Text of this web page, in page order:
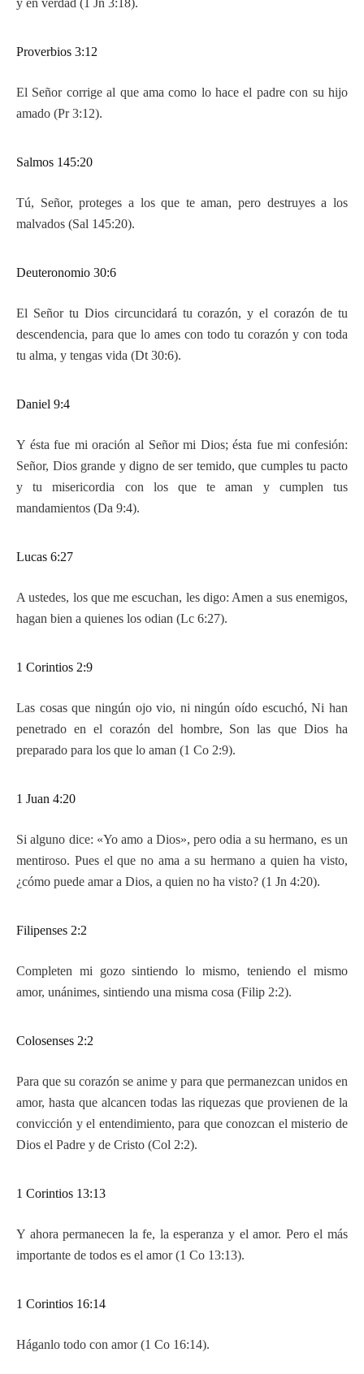
y en verdad (1 Jn 3:18).
Proverbios 3:12
El Señor corrige al que ama como lo hace el padre con su hijo
amado (Pr 3:12).
Salmos 145:20
Tú, Señor, proteges a los que te aman, pero destruyes a los
malvados (Sal 145:20).
Deuteronomio 30:6
El Señor tu Dios circuncidará tu corazón, y el corazón de tu
descendencia, para que lo ames con todo tu corazón y con toda
tu alma, y tengas vida (Dt 30:6).
Daniel 9:4
Y ésta fue mi oración al Señor mi Dios; ésta fue mi confesión:
Señor, Dios grande y digno de ser temido, que cumples tu pacto
y tu misericordia con los que te aman y cumplen tus
mandamientos (Da 9:4).
Lucas 6:27
A ustedes, los que me escuchan, les digo: Amen a sus enemigos,
hagan bien a quienes los odian (Lc 6:27).
1 Corintios 2:9
Las cosas que ningún ojo vio, ni ningún oído escuchó, Ni han
penetrado en el corazón del hombre, Son las que Dios ha
preparado para los que lo aman (1 Co 2:9).
1 Juan 4:20
Si alguno dice: «Yo amo a Dios», pero odia a su hermano, es un
mentiroso. Pues el que no ama a su hermano a quien ha visto,
¿cómo puede amar a Dios, a quien no ha visto? (1 Jn 4:20).
Filipenses 2:2
Completen mi gozo sintiendo lo mismo, teniendo el mismo
amor, unánimes, sintiendo una misma cosa (Filip 2:2).
Colosenses 2:2
Para que su corazón se anime y para que permanezcan unidos en
amor, hasta que alcancen todas las riquezas que provienen de la
convicción y el entendimiento, para que conozcan el misterio de
Dios el Padre y de Cristo (Col 2:2).
1 Corintios 13:13
Y ahora permanecen la fe, la esperanza y el amor. Pero el más
importante de todos es el amor (1 Co 13:13).
1 Corintios 16:14
Háganlo todo con amor (1 Co 16:14).